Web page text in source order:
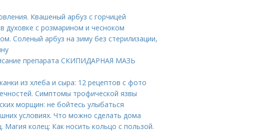
Квашеный арбуз с горчицей
духовке с розмарином и чесноком
Соленый арбуз на зиму без стерилизации,
препарата СКИПИДАРНАЯ МАЗЬ
из хлеба и сыра: 12 рецептов с фото
Симптомы трофической язвы
морщин: не бойтесь улыбаться
условиях. Что можно сделать дома
Магия колец: Как носить кольцо с пользой.